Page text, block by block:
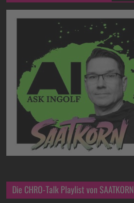
Die CHRO-Talk Playlist von SAATKORN